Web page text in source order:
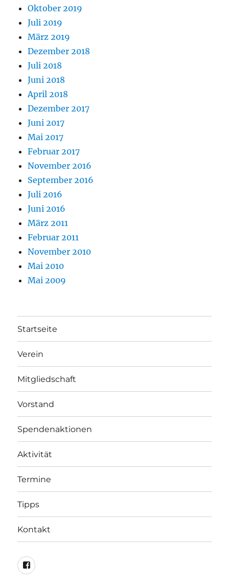
Oktober 2019
Juli 2019
März 2019
Dezember 2018
Juli 2018
Juni 2018
April 2018
Dezember 2017
Juni 2017
Mai 2017
Februar 2017
November 2016
September 2016
Juli 2016
Juni 2016
März 2011
Februar 2011
November 2010
Mai 2010
Mai 2009
Startseite
Verein
Mitgliedschaft
Vorstand
Spendenaktionen
Aktivität
Termine
Tipps
Kontakt
FaceBook